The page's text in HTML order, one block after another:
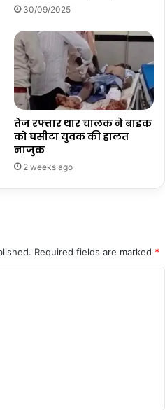
30/09/2025
तेज रफ्तार थार चालक ने बाइक
को घसीटा युवक की हालत
नाजुक
2 weeks ago
Required fields are marked *